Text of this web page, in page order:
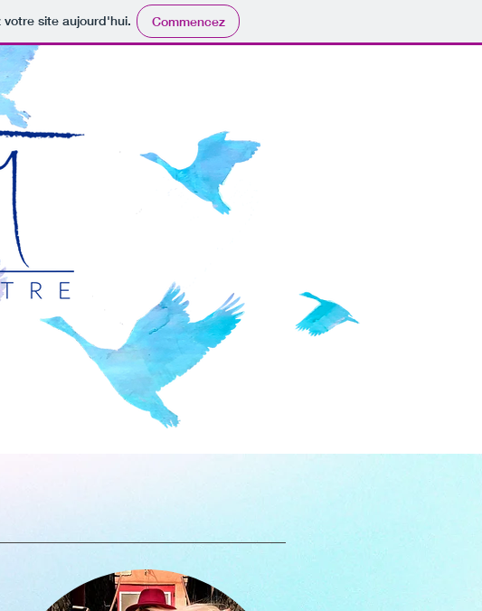
votre site aujourd'hui. Commencez